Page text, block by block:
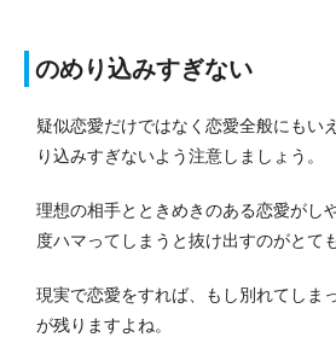
のめり込みすぎない
疑似恋愛だけではなく恋愛全般にもい
り込みすぎないよう注意しましょう。
理想の相手とときめきのある恋愛がし
度ハマってしまうと抜け出すのがとて
現実で恋愛をすれば、もし別れてしま
が残りますよね。